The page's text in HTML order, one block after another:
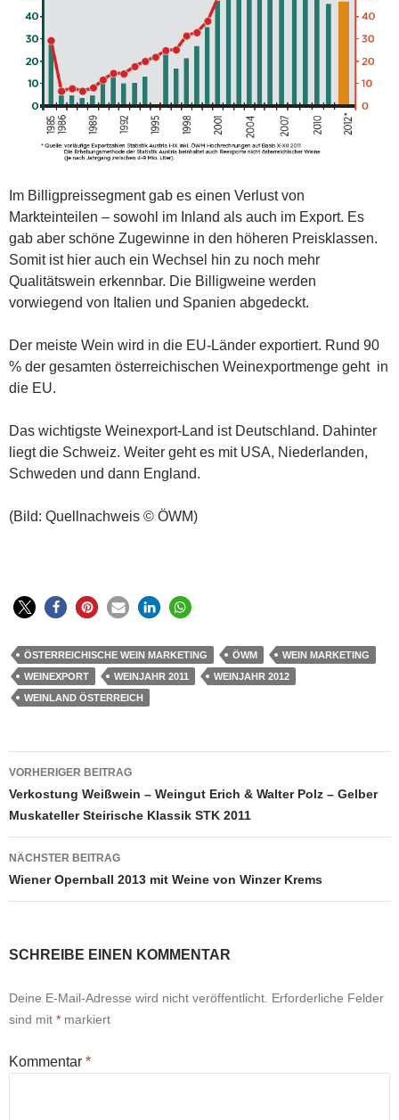
Im Billigpreissegment gab es einen Verlust von
Markteinteilen – sowohl im Inland als auch im Export. Es
gab aber schöne Zugewinne in den höheren Preisklassen.
Somit ist hier auch ein Wechsel hin zu noch mehr
Qualitätswein erkennbar. Die Billigweine werden
vorwiegend von Italien und Spanien abgedeckt.
Der meiste Wein wird in die EU-Länder exportiert. Rund 90
% der gesamten österreichischen Weinexportmenge geht in
die EU.
Das wichtigste Weinexport-Land ist Deutschland. Dahinter
liegt die Schweiz. Weiter geht es mit USA, Niederlanden,
Schweden und dann England.
(Bild: Quellnachweis © ÖWM)
ÖSTERREICHISCHE WEIN MARKETING ÖWM
WEIN MARKETING
WEINEXPORT
WEINJAHR 2011
WEINJAHR 2012
WEINLAND ÖSTERREICH
Beitragsnavigation
VORHERIGER BEITRAG
Verkostung Weißwein – Weingut Erich & Walter Polz – Gelber
Muskateller Steirische Klassik STK 2011
NÄCHSTER BEITRAG
Wiener Opernball 2013 mit Weine von Winzer Krems
SCHREIBE EINEN KOMMENTAR
Deine E-Mail-Adresse wird nicht veröffentlicht. Erforderliche Felder
sind mit * markiert
Kommentar *